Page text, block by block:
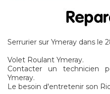
Serrurier sur Ymeray dans le
Volet Roulant Ymeray.
Contacter un technicien
Ymeray.
Le besoin d'entretenir son